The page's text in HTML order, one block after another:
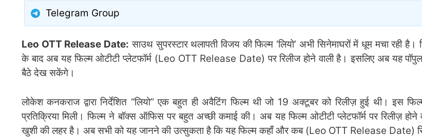
Telegram Group
Leo OTT Release Date: साउथ सुपरस्टार थलापती विजय की फिल्म ‘लियो’ अभी सिनेमाघरों में धूम मचा रही है।
के बाद अब यह फिल्म ओटीटी प्लेटफॉर्म (Leo OTT Release Date) पर रिलीज होने वाली है। इसलिए अब यह
बैठे देख सकेंगे।
लोकेश कनकराज द्वारा निर्देशित “लियो” एक बहुत ही अवैटिंग फिल्म थी जो 19 अक्टूबर को रिलीज़ हुई थी। इस
प्रतिक्रिया मिली। फिल्म ने बॉक्स ऑफिस पर बहुत अच्छी कमाई की। अब यह फिल्म ओटीटी प्लेटफॉर्म पर रिलीज़
खुशी की लहर है। अब सभी को यह जानने की उत्सुकता है कि यह फिल्म कहाँ और कब (Leo OTT Release Date)